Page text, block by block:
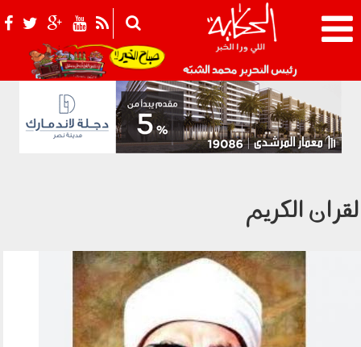
رئيس التحرير محمد الشبّه 021_2.png
الكريم
34545454545.jpg